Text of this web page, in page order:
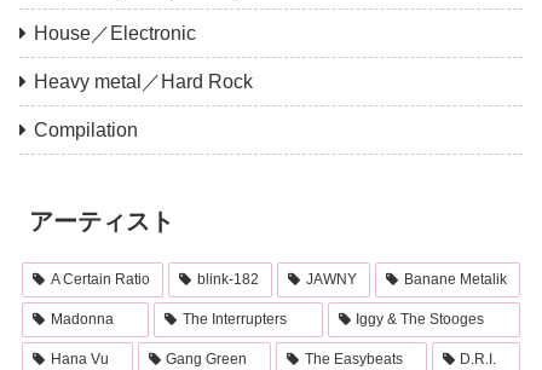
House／Electronic
Heavy metal／Hard Rock
Compilation
アーティスト
A Certain Ratio blink-182 JAWNY Banane Metalik
Madonna The Interrupters Iggy & The Stooges
Hana Vu Gang Green The Easybeats D.R.I.